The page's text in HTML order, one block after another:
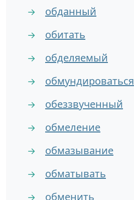
→ обданный
→ обитать
→ обделяемый
→ обмундироваться
→ обеззвученный
→ обмеление
→ обмазывание
→ обматывать
→ обменить